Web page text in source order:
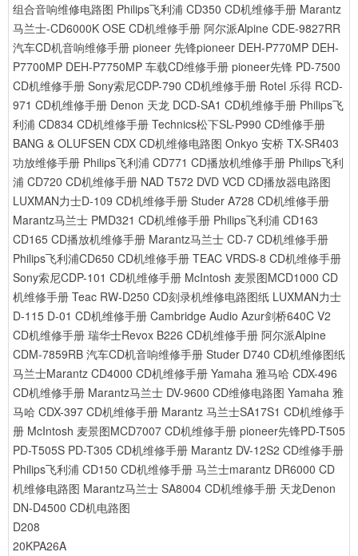
组合音响维修电路图 Philips飞利浦 CD350 CD机维修手册 Marantz
马兰士-CD6000K OSE CD机维修手册 阿尔派Alpine CDE-9827RR
汽车CD机音响维修手册 pioneer 先锋pioneer DEH-P770MP DEH-
P7700MP DEH-P7750MP 车载CD维修手册 pioneer先锋 PD-7500
CD机维修手册 Sony索尼CDP-790 CD机维修手册 Rotel 乐得 RCD-
971 CD机维修手册 Denon 天龙 DCD-SA1 CD机维修手册 Philips飞
利浦 CD834 CD机维修手册 Technics松下SL-P990 CD维修手册
BANG & OLUFSEN CDX CD机维修电路图 Onkyo 安桥 TX-SR403
功放维修手册 Philips飞利浦 CD771 CD播放机维修手册 Philips飞利
浦 CD720 CD机维修手册 NAD T572 DVD VCD CD播放器电路图
LUXMAN力士D-109 CD机维修手册 Studer A728 CD机维修手册
Marantz马兰士 PMD321 CD机维修手册 Philips飞利浦 CD163
CD165 CD播放机维修手册 Marantz马兰士 CD-7 CD机维修手册
Philips飞利浦CD650 CD机维修手册 TEAC VRDS-8 CD机维修手册
Sony索尼CDP-101 CD机维修手册 McIntosh 麦景图MCD1000 CD
机维修手册 Teac RW-D250 CD刻录机维修电路图纸 LUXMAN力士
D-115 D-01 CD机维修手册 Cambridge Audio Azur剑桥640C V2
CD机维修手册 瑞华士Revox B226 CD机维修手册 阿尔派Alpine
CDM-7859RB 汽车CD机音响维修手册 Studer D740 CD机维修图纸
马兰士Marantz CD4000 CD机维修手册 Yamaha 雅马哈 CDX-496
CD机维修手册 Marantz马兰士 DV-9600 CD维修电路图 Yamaha 雅
马哈 CDX-397 CD机维修手册 Marantz 马兰士SA17S1 CD机维修手
册 McIntosh 麦景图MCD7007 CD机维修手册 pioneer先锋PD-T505
PD-T505S PD-T305 CD机维修手册 Marantz DV-12S2 CD维修手册
Philips飞利浦 CD150 CD机维修手册 马兰士marantz DR6000 CD
机维修电路图 Marantz马兰士 SA8004 CD机维修手册 天龙Denon
DN-D4500 CD机电路图
D208
20KPA26A